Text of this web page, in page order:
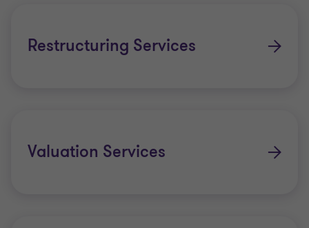
Restructuring Services
Valuation Services